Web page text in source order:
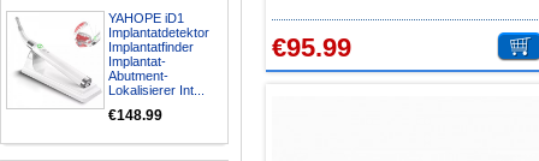
YAHOPE iD1
Implantatdetektor
Implantatfinder
Implantat-
Abutment-
Lokalisierer Int...
€148.99
€95.99